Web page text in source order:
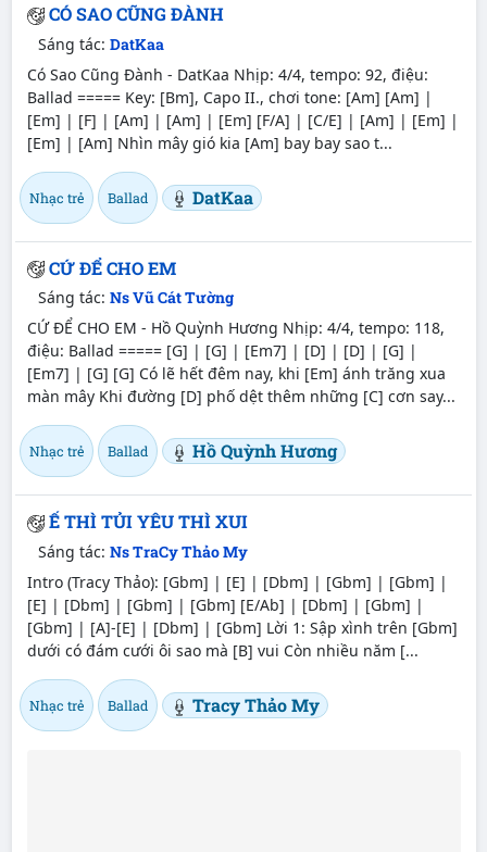
CÓ SAO CŨNG ĐÀNH
Sáng tác: DatKaa
Có Sao Cũng Đành - DatKaa Nhịp: 4/4, tempo: 92, điệu:
Ballad ===== Key: [Bm], Capo II., chơi tone: [Am] [Am] |
[Em] | [F] | [Am] | [Am] | [Em] [F/A] | [C/E] | [Am] | [Em] |
[Em] | [Am] Nhìn mây gió kia [Am] bay bay sao t...
Nhạc trẻ Ballad DatKaa
CỨ ĐỂ CHO EM
Sáng tác: Ns Vũ Cát Tường
CỨ ĐỂ CHO EM - Hồ Quỳnh Hương Nhịp: 4/4, tempo: 118,
điệu: Ballad ===== [G] | [G] | [Em7] | [D] | [D] | [G] |
[Em7] | [G] [G] Có lẽ hết đêm nay, khi [Em] ánh trăng xua
màn mây Khi đường [D] phố dệt thêm những [C] cơn say...
Nhạc trẻ Ballad Hồ Quỳnh Hương
Ế THÌ TỦI YÊU THÌ XUI
Sáng tác: Ns TraCy Thảo My
Intro (Tracy Thảo): [Gbm] | [E] | [Dbm] | [Gbm] | [Gbm] |
[E] | [Dbm] | [Gbm] | [Gbm] [E/Ab] | [Dbm] | [Gbm] |
[Gbm] | [A]-[E] | [Dbm] | [Gbm] Lời 1: Ѕập xình trên [Gbm]
dưới có đám cưới ôi sao mà [B] vui Ϲòn nhiều năm [...
Nhạc trẻ Ballad Tracy Thảo My